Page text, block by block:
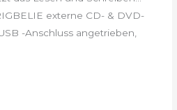
externe CD- & DVD-
-Anschluss angetrieben,